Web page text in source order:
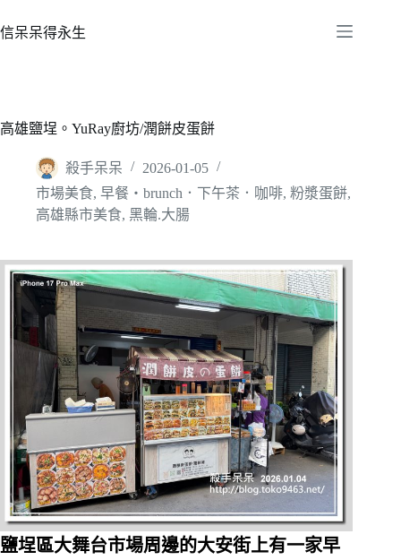
至
容
信呆呆得永生
高雄鹽埕。YuRay廚坊/潤餅皮蛋餅
殺手呆呆
2026-01-05
市場美食, 早餐‧brunch．下午茶．咖啡, 粉漿蛋餅,
高雄縣市美食, 黑輪.大腸
鹽埕區大舞台市場周邊的大安街上有一家早